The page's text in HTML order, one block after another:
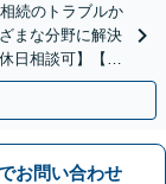
続のトラブルか
まな分野に解決
日相談可】【完
お問い合わせ